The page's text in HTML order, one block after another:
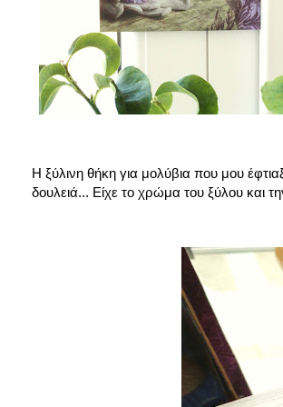
Η ξύλινη θήκη για μολύβια που μου
δουλειά... Είχε το χρώμα του ξύλου και